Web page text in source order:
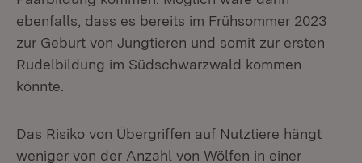
ebenfalls, dass es bereits im Frühsommer 2023
zur Geburt von Jungtieren und somit zur ersten
Rudelbildung im Südschwarzwald kommen
könnte.
Das Risiko von Übergriffen auf Nutztiere hängt
weniger von der Anzahl von Wölfen in einer